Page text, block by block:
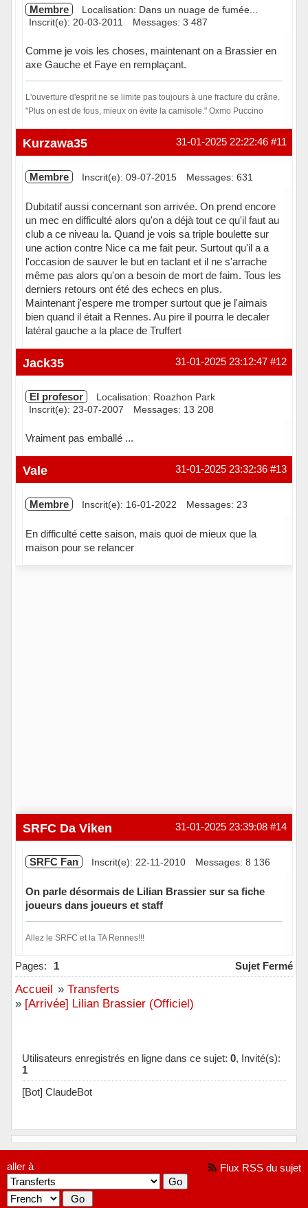
Membre
Localisation: Dans un nuage de fumée...
Inscrit(e): 20-03-2011
Messages: 3 487
Comme je vois les choses, maintenant on a Brassier en
axe Gauche et Faye en remplaçant.
L'ouverture d'esprit ne se limite pas toujours à une fracture du crâne.
"Plus on est de fous, mieux on évite la camisole." Oxmo Puccino
Hors ligne #11
31-01-2025 22:22:46
Kurzawa35
Membre Inscrit(e): 09-07-2015 Messages: 631
Dubitatif aussi concernant son arrivée. On prend encore
un mec en difficulté alors qu'on a déjà tout ce qu'il faut au
club a ce niveau la. Quand je vois sa triple boulette sur
une action contre Nice ca me fait peur. Surtout qu'il a a
l'occasion de sauver le but en taclant et il ne s'arrache
même pas alors qu'on a besoin de mort de faim. Tous les
derniers retours ont été des echecs en plus.
Maintenant j'espere me tromper surtout que je l'aimais
bien quand il était a Rennes. Au pire il pourra le decaler
latéral gauche a la place de Truffert
Hors ligne #12
31-01-2025 23:12:47
Jack35
El profesor
Localisation: Roazhon Park
Inscrit(e): 23-07-2007
Messages: 13 208
Vraiment pas emballé ...
Hors ligne #13
31-01-2025 23:32:36
Vale
Membre Inscrit(e): 16-01-2022 Messages: 23
En difficulté cette saison, mais quoi de mieux que la
maison pour se relancer
#14
31-01-2025 23:39:08
SRFC Da Viken
SRFC Fan Inscrit(e): 22-11-2010 Messages: 8 136
On parle désormais de Lilian Brassier sur sa fiche
joueurs dans joueurs et staff
Allez le SRFC et la TA Rennes!!!
Hors ligne
Pages: 1 Sujet Fermé
Accueil » Transferts
» [Arrivée] Lilian Brassier (Officiel)
Utilisateurs enregistrés en ligne dans ce sujet: 0, Invité(s):
1
[Bot] ClaudeBot
aller à Flux RSS du sujet